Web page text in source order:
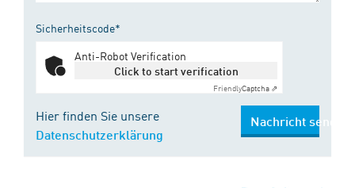
Sicherheitscode*
Anti-Robot Verification
Click to start verification
FriendlyCaptcha ⇗
Hier finden Sie unsere
Datenschutzerklärung
Nachricht senden